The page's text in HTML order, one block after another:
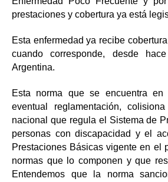
prestaciones y cobertura ya está
Esta enfermedad ya recibe
cuando corresponde, desde
Argentina.
Esta norma que se encuentra en
eventual reglamentación,
nacional que regula el Sistema de
personas con discapacidad y el
Prestaciones Básicas vigente en el
normas que lo componen y que
Entendemos que la norma